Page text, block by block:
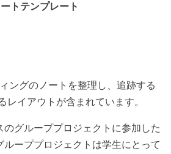
トテンプレート
ィングのノートを整理し、追跡する
レイアウトが含まれています。
グループプロジェクトに参加した
ループプロジェクトは学生にとって